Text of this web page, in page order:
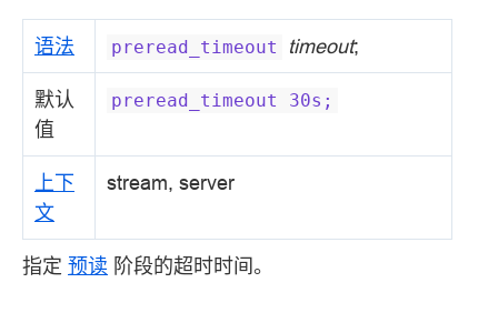
语法 preread_timeout timeout;
默认
值
preread_timeout 30s;
上下
文
stream, server
指定 预读 阶段的超时时间。